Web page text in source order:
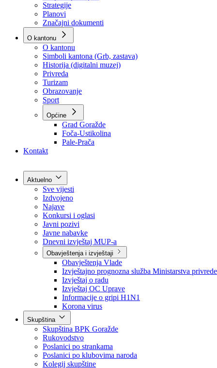
Poslovnik
Program rada Vlade
Ekspoze premijera
Strategije
Planovi
Značajni dokumenti
O kantonu
O kantonu
Simboli kantona (Grb, zastava)
Historija (digitalni muzej)
Privreda
Turizam
Obrazovanje
Sport
Općine
Kontakt
Aktuelno
Sve vijesti
Izdvojeno
Najave
Konkursi i oglasi
Javni pozivi
Javne nabavke
Dnevni izvještaj MUP-a
Obavještenja i izvještaji
Obavještenja Vlade
Izvještajno prognozna služba Ministarstva privrede
Izvještaj o radu
Izvještaj OC Uprave
Informacije o gripi H1N1
Korona virus
Skupština
Skupština BPK Goražde
Rukovodstvo